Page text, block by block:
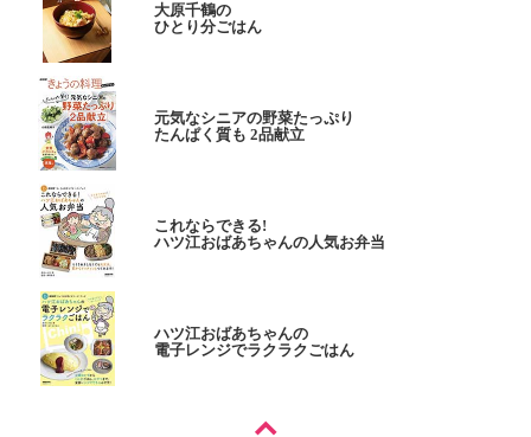
大原千鶴の
ひとり分ごはん
元気なシニアの野菜たっぷり
たんぱく質も 2品献立
これならできる!
ハツ江おばあちゃんの人気お弁当
ハツ江おばあちゃんの
電子レンジでラクラクごはん